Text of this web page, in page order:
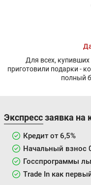
Для всех,
приготовили подарки -
полный
Экспресс заявка на
Кредит от 6,5%
Начальный взнос
Госспрограммы
Trade In как